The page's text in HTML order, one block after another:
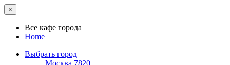
×
Все кафе города
Home
Выбрать город
Москва 7820